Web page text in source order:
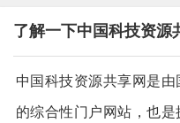
了解一下中国科技资源
中国科技资源共享网是
的综合性门户网站，也